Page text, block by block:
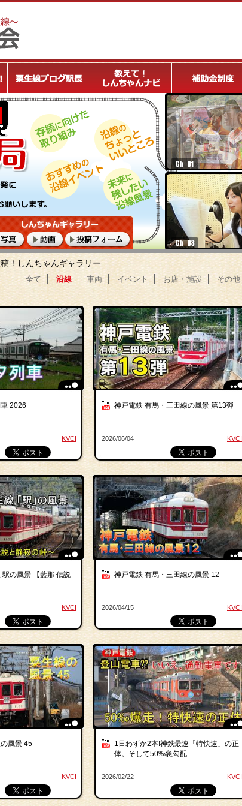
！しんちゃんギャラリー
全て 沿線 車両 イベント お店・施設 その他
2026
KVCI
神戸電鉄 有馬・三田線の風景 第13弾
KVCI
2026/06/04
駅の風景 【藍那 伝説
KVCI
神戸電鉄 有馬・三田線の風景 12
KVCI
2026/04/15
風景 45
KVCI
1日わずか2本!神鉄最速「特快速」の正
体。そして50‰急勾配
KVCI
2026/02/22